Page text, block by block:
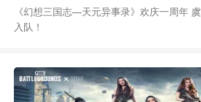
《幻想三国志—天元异事录》欢庆一周年
入队！